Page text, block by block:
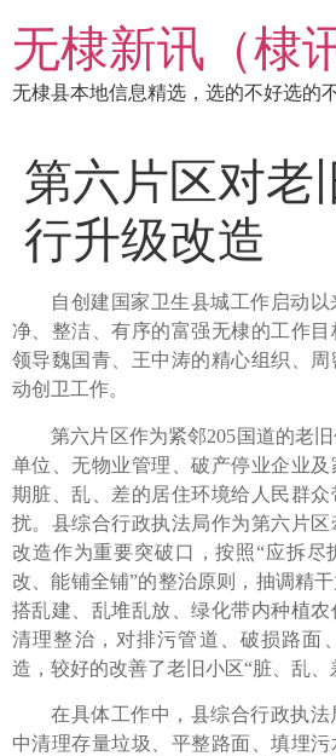
到
内
容
无棣新讯（棣
无棣县本地信息精选，选的不好选的
第六片区对老
行升级改造
自创建国家卫生县城工作启动
净、整洁、有序的富强无棣的工作
领导魏国青、王中涛的精心组织、
动创卫工作。
第六片区作为紧邻205国道的老
单位、无物业管理、破产停业企业
期脏、乱、差的居住环境给人民群
扰。县综合行政执法局作为第六片
改造作为重要突破口，按照“应拆尽
改、能铺全铺”的整治原则，抽调精
搭乱建、乱堆乱放、绿化带内种植
清理整治，对排污管道、破损路面
造，较好的改善了老旧小区“脏、乱、
在具体工作中，县综合行政执
中清理存量垃圾、平整路面、填埋污